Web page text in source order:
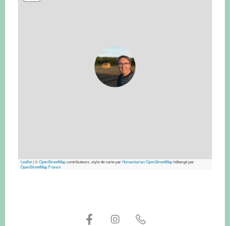
Leaflet|©OpenStreetMapcontributeurs, style de carte parHumanitarian OpenStreetMaphébergé par
OpenStreetMap France